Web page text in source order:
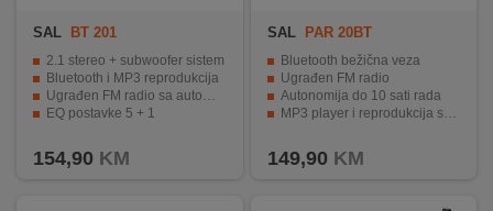
SAL BT 201
2.1 stereo + subwoofer sistem
Bluetooth i MP3 reprodukcija
Ugrađen FM radio sa automatskim i manualnim traženjem
EQ postavke 5 + 1
154,90 KM
SAL PAR 20BT
Bluetooth bežična veza
Ugrađen FM radio
Autonomija do 10 sati rada
MP3 player i reprodukcija sa USB-a
149,90 KM